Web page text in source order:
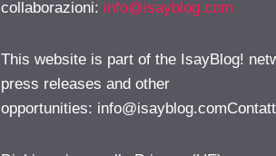
collaborazioni: info@isayblog.com
This website is part of the IsayBlog!
press releases and other
opportunities: